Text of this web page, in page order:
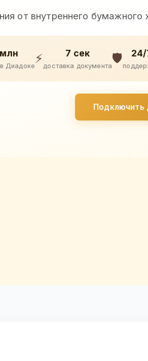
от внутреннего
Диадоке
⚡ 7 сек
доставка документа
🛡️ 24/
Подключить